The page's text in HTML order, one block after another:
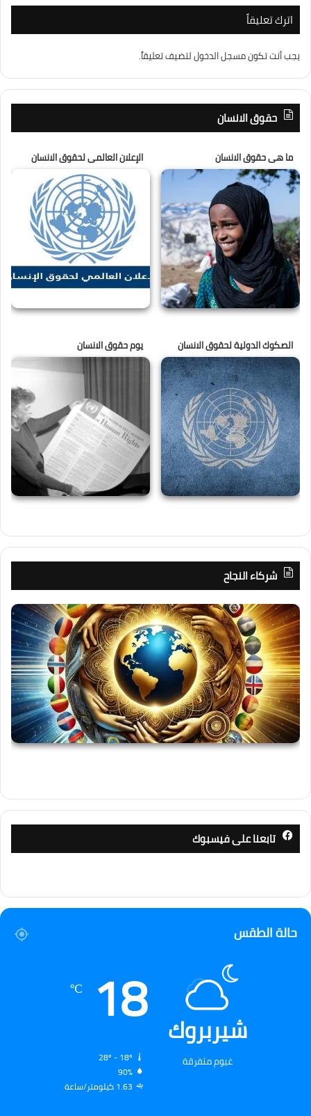
اترك تعليقاً
يجب أنت تكونمسجل الدخوللتضيف تعليقاً.
حقوق الانسان
ما هى حقوق الانسان الإعلان العالمى لحقوق الانسان
الصكوك الدولية لحقوق الانسان يوم حقوق الانسان
شركاء النجاح
تابعنا على فيسبوك
حالة الطقس
شيربروك
غيوم متفرقة
18
℃
90%
1.63 كيلومتر/ساعة